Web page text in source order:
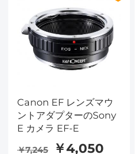
Canon EF レンズマウ
ントアダプターのSony
E カメラ EF-E
￥7,245 ￥4,050